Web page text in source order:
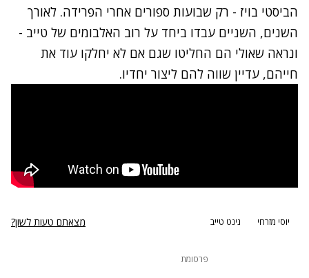
הביסטי בויז - רק שבועות ספורים אחרי הפרידה. לאורך
השנים, השניים עבדו ביחד על רוב האלבומים של טייב -
ונראה שאולי הם החליטו שגם אם לא יחלקו עוד את
חייהם, עדיין שווה להם ליצור יחדיו.
יוסי מזרחי נינט טייב מצאתם טעות לשון?
פרסומת